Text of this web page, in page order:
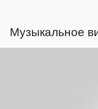
Музыкальное